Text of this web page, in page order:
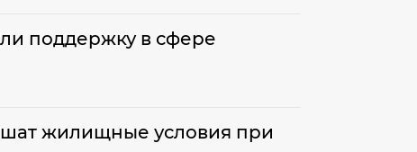
поддержку в сфере
жилищные условия при